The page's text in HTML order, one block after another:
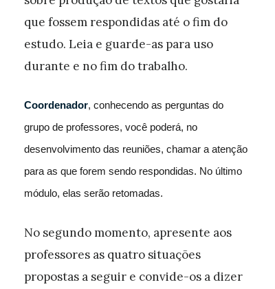
que fossem respondidas até o fim do
estudo. Leia e guarde-as para uso
durante e no fim do trabalho.
Coordenador, conhecendo as perguntas do
grupo de professores, você poderá, no
desenvolvimento das reuniões, chamar a atenção
para as que forem sendo respondidas. No último
módulo, elas serão retomadas.
No segundo momento, apresente aos
professores as quatro situações
propostas a seguir e convide-os a dizer